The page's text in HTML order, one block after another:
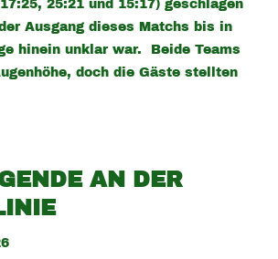
25:21 und 15:17) geschlagen
Ausgang dieses Matchs bis in
hinein unklar war. Beide Teams
doch die Gäste stellten
AN DER